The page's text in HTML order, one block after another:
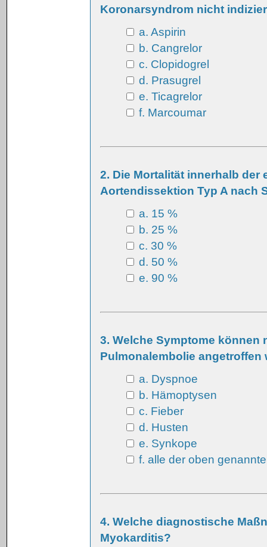
Koronarsyndrom nicht
a. Aspirin
b. Cangrelor
c. Clopidogrel
d. Prasugrel
e. Ticagrelor
f. Marcoumar
2. Die Mortalität innerhalb der
Aortendissektion Typ A nach
a. 15 %
b. 25 %
c. 30 %
d. 50 %
e. 90 %
3. Welche Symptome können
Pulmonalembolie angetroffen
a. Dyspnoe
b. Hämoptysen
c. Fieber
d. Husten
e. Synkope
f. alle der oben
4. Welche diagnostische
Myokarditis?